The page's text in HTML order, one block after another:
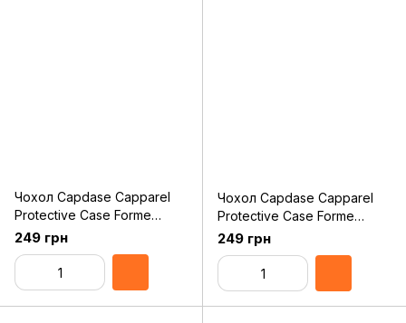
Чохол Capdase Capparel
Protective Case Forme
Black/Black for iPad mini
(CPAPIPADM-1111)
249 грн
Чохол Capdase Capparel
Protective Case Forme
White/Black for iPad mini
(CPAPIPADM-1121)
249 грн